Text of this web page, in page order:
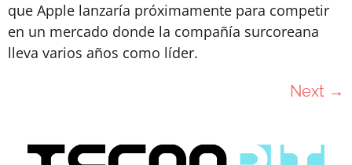
que Apple lanzaría próximamente para competir
en un mercado donde la compañía surcoreana
lleva varios años como líder.
Next →